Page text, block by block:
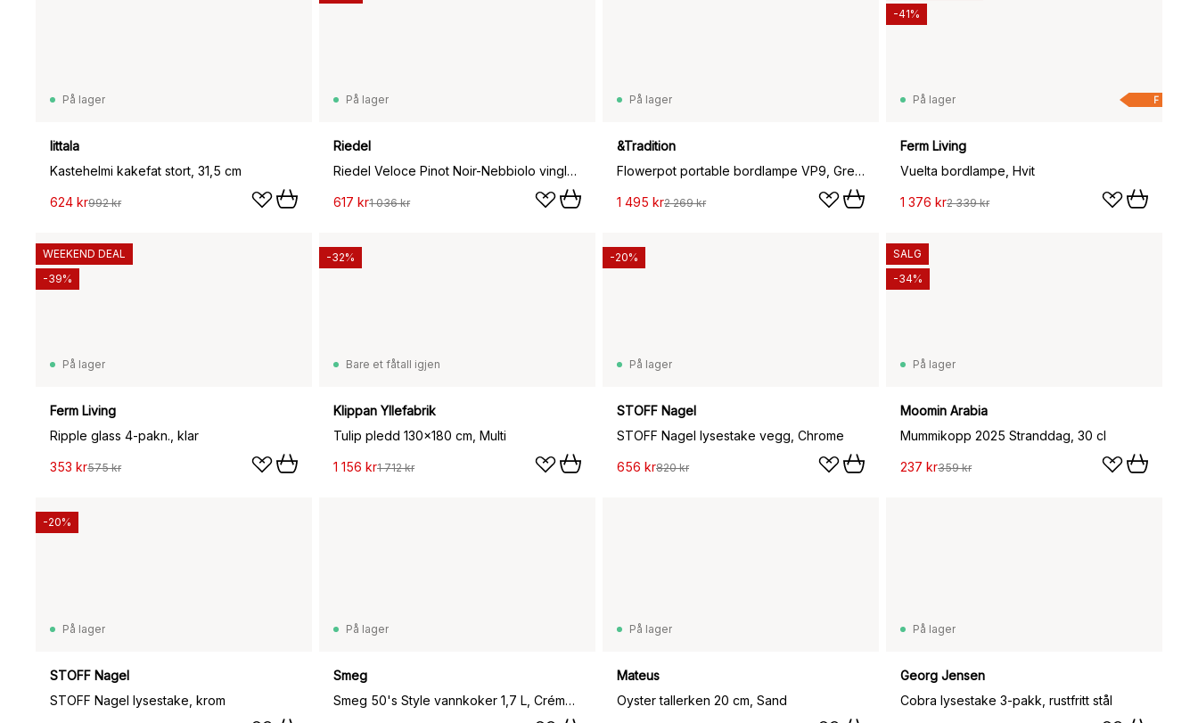
På lager
Iittala
Kastehelmi kakefat stort, 31,5 cm
624 kr992 kr
På lager
Riedel
Riedel Veloce Pinot Noir-Nebbiolo vinglass 2-pakning, 76,8 cl
617 kr1 036 kr
På lager
&Tradition
Flowerpot portable bordlampe VP9, Grey beige
1 495 kr2 269 kr
F
På lager
Ferm Living
Vuelta bordlampe, Hvit
1 376 kr2 339 kr
-41%
På lager
Ferm Living
Ripple glass 4-pakn., klar
353 kr575 kr
WEEKEND DEAL
-39%
Bare et fåtall igjen
Klippan Yllefabrik
Tulip pledd 130x180 cm, Multi
1 156 kr1 712 kr
-32%
På lager
STOFF Nagel
STOFF Nagel lysestake vegg, Chrome
656 kr820 kr
-20%
På lager
Moomin Arabia
Mummikopp 2025 Stranddag, 30 cl
237 kr359 kr
SALG
-34%
På lager
STOFF Nagel
STOFF Nagel lysestake, krom
-20%
På lager
Smeg
Smeg 50's Style vannkoker 1,7 L, Créme hvit
På lager
Mateus
Oyster tallerken 20 cm, Sand
På lager
Georg Jensen
Cobra lysestake 3-pakk, rustfritt stål